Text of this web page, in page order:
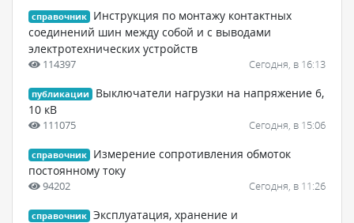
справочник
Инструкция по монтажу контактных
соединений шин между собой и с выводами
электротехнических устройств
114397 Сегодня, в 16:13
публикации
Выключатели нагрузки на напряжение 6,
10 кВ
111075 Сегодня, в 15:06
справочник
Измерение сопротивления обмоток
постоянному току
94202 Сегодня, в 11:26
справочник Эксплуатация, хранение и